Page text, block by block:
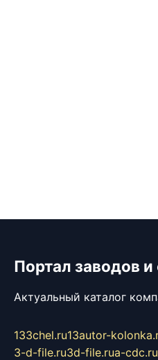
Портал заводов
Актуальный каталог
133chel.ru13autor-
3-d-file.ru3d-file.rua-cdc.ru